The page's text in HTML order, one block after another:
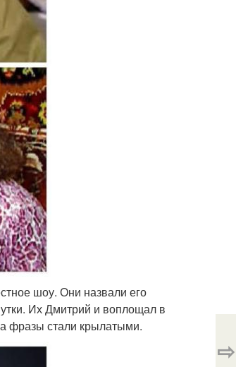
шоу. Они назвали его
Их Дмитрий и воплощал в
фразы стали крылатыми.
⇨